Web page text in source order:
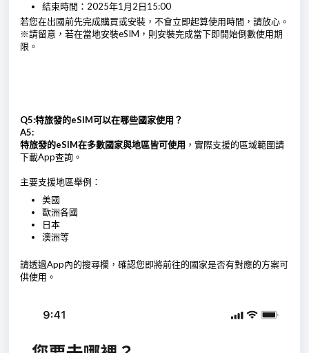
結束時間：2025年1月2日15:00
若您在出國前先完成購買或安裝，不會立即起算使用時間，請放心。
※請留意，若在當地安裝eSIM，則安裝完成當下即開始倒數使用期
限。
Q5:特旅發的eSIM可以在哪些國家使用？
A5:
特旅發的eSIM在多數國家與地區皆可使用 ，實際支援的區域範圍請
下載App查詢。
主要支援地區舉例：
美國
歐洲各國
日本
澳洲等
請透過App內的搜尋欄，確認您即將前往的國家是否有對應的方案可
供使用。